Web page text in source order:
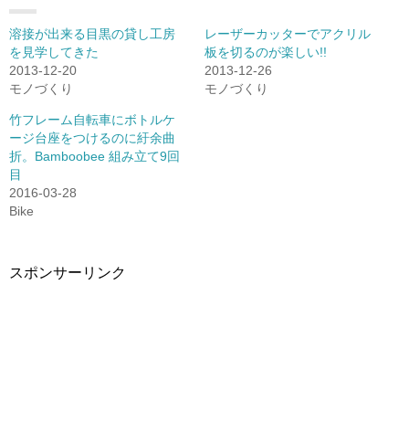
し
い
ウ
ィ
ン
ド
ウ
開
き
ま
す)
ク
し
て
し
い
ウ
ィ
ン
溶接が出来る目黒の貸し工房
を見学してきた
2013-12-20
モノづくり
レーザーカッターでアクリル
板を切るのが楽しい!!
2013-12-26
モノづくり
竹フレーム自転車にボトルケ
ージ台座をつけるのに紆余曲
折。Bamboobee 組み立て9回
目
2016-03-28
Bike
スポンサーリンク